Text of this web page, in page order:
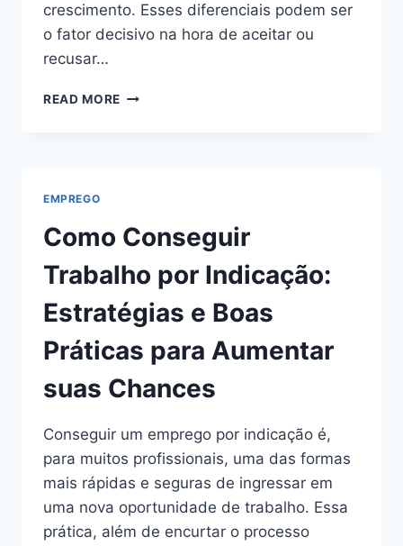
crescimento. Esses diferenciais podem ser
o fator decisivo na hora de aceitar ou
recusar…
READ MORE VAGAS
APROVEITAR
AS
MELHORES
OPORTUNIDADES
EMPREGO
Como Conseguir
Trabalho por Indicação:
Estratégias e Boas
Práticas para Aumentar
suas Chances
Conseguir um emprego por indicação é,
para muitos profissionais, uma das formas
mais rápidas e seguras de ingressar em
uma nova oportunidade de trabalho. Essa
prática, além de encurtar o processo